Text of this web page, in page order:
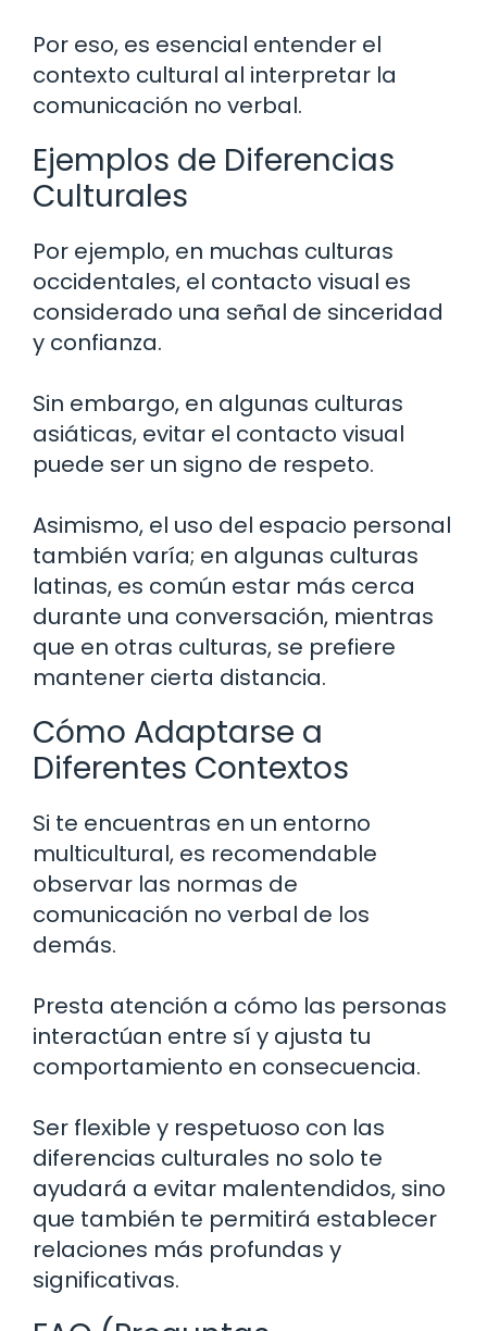
Por eso, es esencial entender el
contexto cultural al interpretar la
comunicación no verbal.
Ejemplos de Diferencias
Culturales
Por ejemplo, en muchas culturas
occidentales, el contacto visual es
considerado una señal de sinceridad
y confianza.
Sin embargo, en algunas culturas
asiáticas, evitar el contacto visual
puede ser un signo de respeto.
Asimismo, el uso del espacio personal
también varía; en algunas culturas
latinas, es común estar más cerca
durante una conversación, mientras
que en otras culturas, se prefiere
mantener cierta distancia.
Cómo Adaptarse a
Diferentes Contextos
Si te encuentras en un entorno
multicultural, es recomendable
observar las normas de
comunicación no verbal de los
demás.
Presta atención a cómo las personas
interactúan entre sí y ajusta tu
comportamiento en consecuencia.
Ser flexible y respetuoso con las
diferencias culturales no solo te
ayudará a evitar malentendidos, sino
que también te permitirá establecer
relaciones más profundas y
significativas.